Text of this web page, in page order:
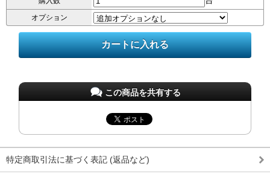
オプション
この商品を共有する
特定商取引法に基づく表記 (返品など)